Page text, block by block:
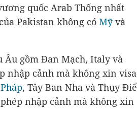
quốc Arab Thống nhất
Pakistan không có Mỹvà
Âu gồm Đan Mạch, Italy và
nhập cảnh mà không xin visa
Pháp, Tây Ban Nha và Thụy
nhập cảnh mà không xin